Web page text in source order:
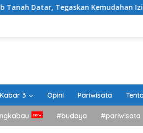
Kemudahan Izin Investor
Kabar 3 Opini Pariwisata
#budaya #pariwisata